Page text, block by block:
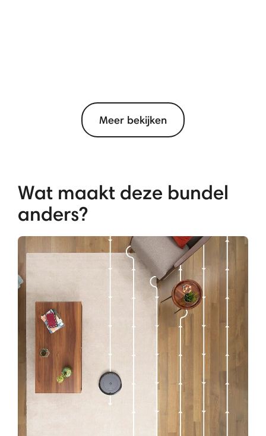
Meer bekijken
Wat maakt deze bundel
anders?